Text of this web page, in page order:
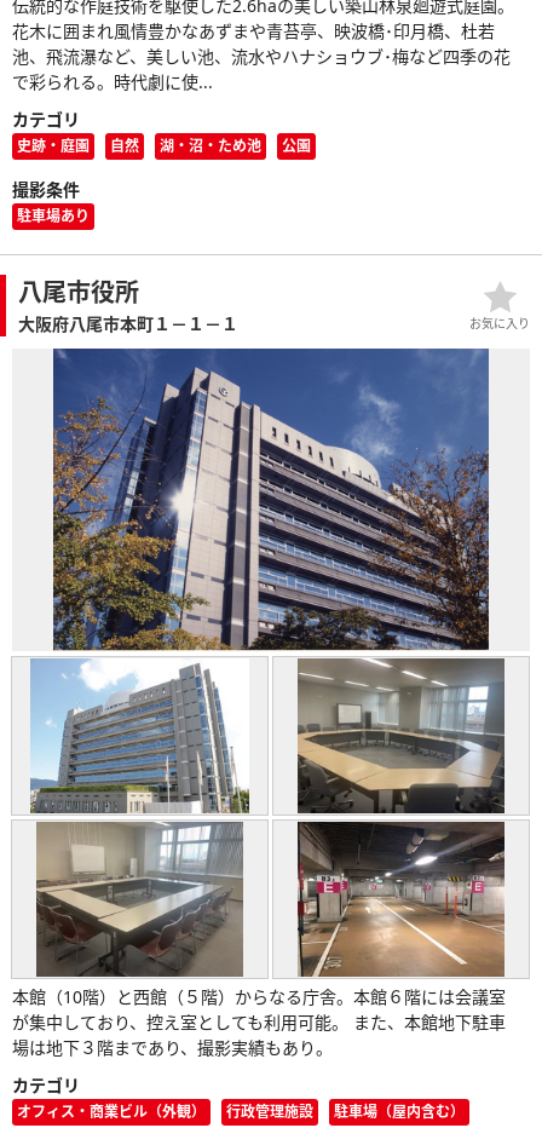
伝統的な作庭技術を駆使した2.6haの美しい築山林泉廻遊式庭園。
花木に囲まれ風情豊かなあずまや青苔亭、映波橋･印月橋、杜若
池、飛流瀑など、美しい池、流水やハナショウブ･梅など四季の花
で彩られる。時代劇に使...
カテゴリ
史跡・庭園 自然 湖・沼・ため池 公園
撮影条件
駐車場あり
八尾市役所
大阪府八尾市本町１－１－１
本館（10階）と西館（５階）からなる庁舎。本館６階には会議室
が集中しており、控え室としても利用可能。 また、本館地下駐車
場は地下３階まであり、撮影実績もあり。
カテゴリ
オフィス・商業ビル（外観） 行政管理施設
駐車場（屋内含む）
お気に入り